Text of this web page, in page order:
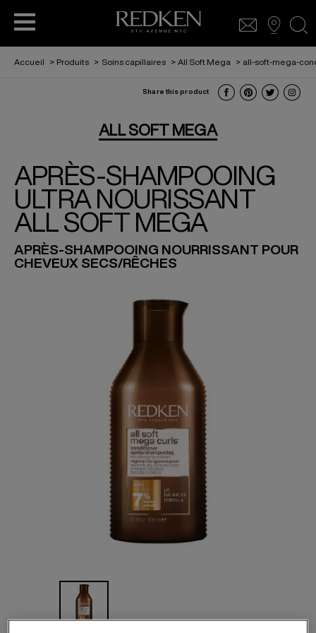
SOINS CAPILLAIRES
PRODUITS COIFFANTS
POUR HOMMES
COLORATION CAPILLAIRE
SOINS CAPILLAIRE
COLORATION CAPILLAIRE
COIFFURE
SABRINA CARPENTER AMBASSADRICE
LOOKBOOK
ACCESS
L’ORÉAL PARTNER SHOP
Accueil > Produits > Soins capillaires > All Soft Mega > all-soft-mega-
Share this product
ALL SOFT MEGA
APRÈS-SHAMPOOING
ULTRA NOURISSANT
ALL SOFT MEGA
APRÈS-SHAMPOOING NOURRISSANT POUR
CHEVEUX SECS/RÊCHES